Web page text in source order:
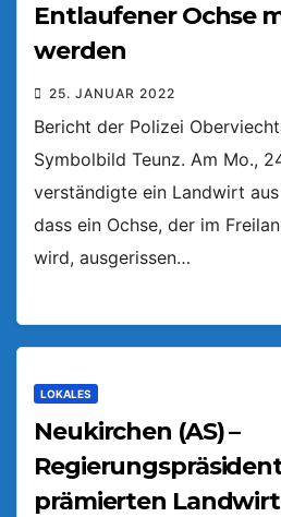
Entlaufener Ochse
werden
25. JANUAR 2022
Bericht der Polizei
Symbolbild Teunz. Am Mo.,
verständigte ein Landwirt
dass ein Ochse, der im
wird, ausgerissen…
LOKALES
Neukirchen (AS) –
prämierten Landwirt